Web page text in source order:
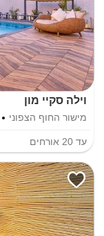
וילה סקיי מון
מישור החוף הצפוני
עד 20 אורחים